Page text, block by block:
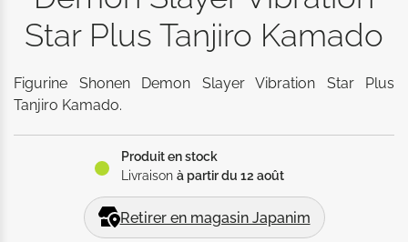
Star Plus Tanjiro Kamado
Figurine Shonen Demon Slayer Vibration Star Plus
Tanjiro Kamado.
Produit en stock
Livraison à partir du 12 août
Retirer en magasin Japanim